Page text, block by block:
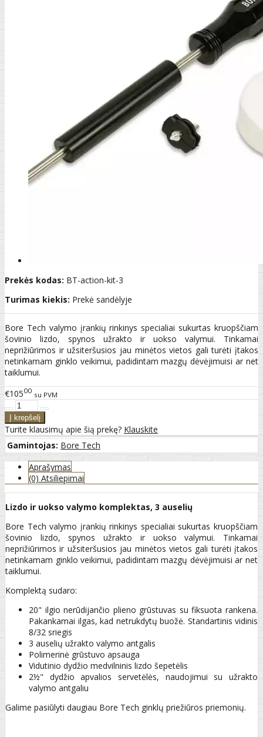
Prekės kodas: BT-action-kit-3
Turimas kiekis: Prekė sandėlyje
Bore Tech valymo įrankių rinkinys specialiai sukurtas kruopščiam
šovinio lizdo, spynos užrakto ir uokso valymui. Tinkamai
neprižiūrimos ir užsiteršusios jau minėtos vietos gali turėti įtakos
netinkamam ginklo veikimui, padidintam mazgų dėvėjimuisi ar net
taiklumui.
€10500 su PVM
Turite klausimų apie šią prekę? Klauskite
Gamintojas: Bore Tech
Aprašymas
(0) Atsiliepimai
Lizdo ir uokso valymo komplektas, 3 auselių
Bore Tech valymo įrankių rinkinys specialiai sukurtas kruopščiam
šovinio lizdo, spynos užrakto ir uokso valymui. Tinkamai
neprižiūrimos ir užsiteršusios jau minėtos vietos gali turėti įtakos
netinkamam ginklo veikimui, padidintam mazgų dėvėjimuisi ar net
taiklumui.
Komplektą sudaro:
20" ilgio nerūdijančio plieno grūstuvas su fiksuota rankena.
Pakankamai ilgas, kad netrukdytų buožė. Standartinis vidinis
8/32 sriegis
3 auselių užrakto valymo antgalis
Polimerinė grūstuvo apsauga
Vidutinio dydžio medvilninis lizdo šepetėlis
2½" dydžio apvalios servetėlės, naudojimui su užrakto
valymo antgaliu
Galime pasiūlyti daugiau Bore Tech ginklų priežiūros priemonių.